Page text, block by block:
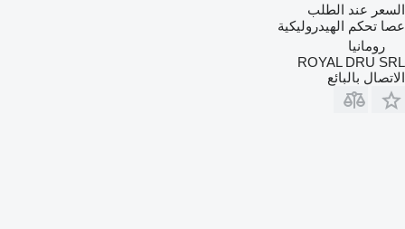
السعر عند الطلب
عصا تحكم الهيدروليكية
رومانيا
ROYAL DRU SRL
الاتصال بالبائع